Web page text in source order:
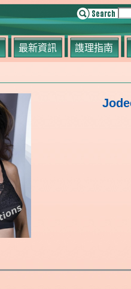
最新資訊 謢理指南